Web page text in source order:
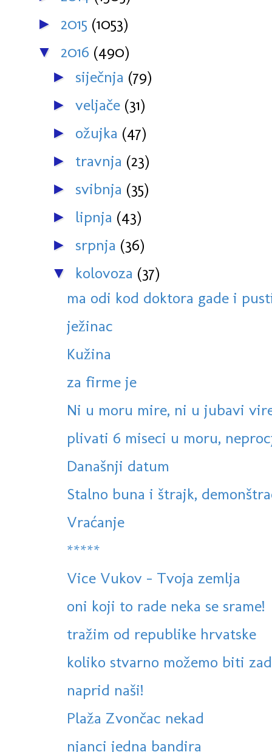
► 2015 (1053)
▼ 2016 (490)
► siječnja (79)
► veljače (31)
► ožujka (47)
► travnja (23)
► svibnja (35)
► lipnja (43)
► srpnja (36)
▼ kolovoza (37)
ma odi kod doktora gade i
ježinac
Kužina
za firme je
Ni u moru mire, ni u jubavi
plivati 6 miseci u moru,
Današnji datum
Stalno buna i štrajk,
Vraćanje
*****
Vice Vukov - Tvoja zemlja
oni koji to rade neka se srame!
tražim od republike hrvatske
koliko stvarno možemo biti
naprid naši!
Plaža Zvončac nekad
njanci jedna bandira